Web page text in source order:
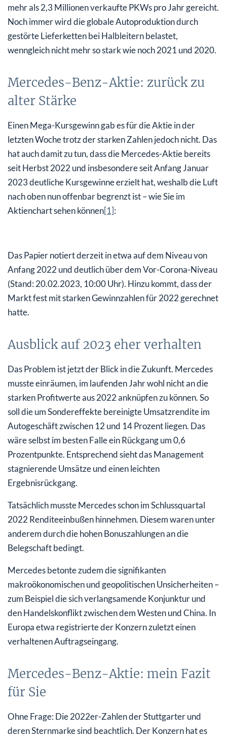
mehr als 2,3 Millionen verkaufte PKWs pro Jahr gereicht.
Noch immer wird die globale Autoproduktion durch
gestörte Lieferketten bei Halbleitern belastet,
wenngleich nicht mehr so stark wie noch 2021 und 2020.
Mercedes-Benz-Aktie: zurück zu
alter Stärke
Einen Mega-Kursgewinn gab es für die Aktie in der
letzten Woche trotz der starken Zahlen jedoch nicht. Das
hat auch damit zu tun, dass die Mercedes-Aktie bereits
seit Herbst 2022 und insbesondere seit Anfang Januar
2023 deutliche Kursgewinne erzielt hat, weshalb die Luft
nach oben nun offenbar begrenzt ist – wie Sie im
Aktienchart sehen können[1]:
Das Papier notiert derzeit in etwa auf dem Niveau von
Anfang 2022 und deutlich über dem Vor-Corona-Niveau
(Stand: 20.02.2023, 10:00 Uhr). Hinzu kommt, dass der
Markt fest mit starken Gewinnzahlen für 2022 gerechnet
hatte.
Ausblick auf 2023 eher verhalten
Das Problem ist jetzt der Blick in die Zukunft. Mercedes
musste einräumen, im laufenden Jahr wohl nicht an die
starken Profitwerte aus 2022 anknüpfen zu können. So
soll die um Sondereffekte bereinigte Umsatzrendite im
Autogeschäft zwischen 12 und 14 Prozent liegen. Das
wäre selbst im besten Falle ein Rückgang um 0,6
Prozentpunkte. Entsprechend sieht das Management
stagnierende Umsätze und einen leichten
Ergebnisrückgang.
Tatsächlich musste Mercedes schon im Schlussquartal
2022 Renditeeinbußen hinnehmen. Diesem waren unter
anderem durch die hohen Bonuszahlungen an die
Belegschaft bedingt.
Mercedes betonte zudem die signifikanten
makroökonomischen und geopolitischen Unsicherheiten –
zum Beispiel die sich verlangsamende Konjunktur und
den Handelskonflikt zwischen dem Westen und China. In
Europa etwa registrierte der Konzern zuletzt einen
verhaltenen Auftragseingang.
Mercedes-Benz-Aktie: mein Fazit
für Sie
Ohne Frage: Die 2022er-Zahlen der Stuttgarter und
deren Sternmarke sind beachtlich. Der Konzern hat es